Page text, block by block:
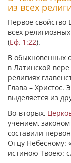
из всех
Первое
всех
(Еф. 1:22).
В обыкновенных
в Латинской
религиях
Глава – Христос.
выделяется из
Во-вторых,
учением,
составили
Отцу Небесному:
истиною Твоею: